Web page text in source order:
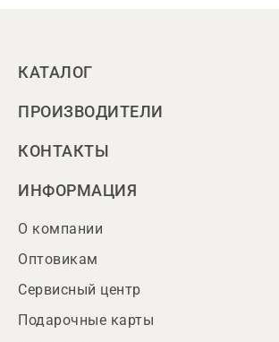
КАТАЛОГ
ПРОИЗВОДИТЕЛИ
КОНТАКТЫ
ИНФОРМАЦИЯ
О компании
Оптовикам
Сервисный центр
Подарочные карты